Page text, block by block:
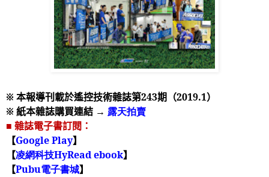
※ 本報導刊載於遙控技術雜誌第243期（2019.1）
※ 紙本雜誌購買連結 → 露天拍賣
■ 雜誌電子書訂閱：
【Google Play】
【凌網科技HyRead ebook】
【Pubu電子書城】